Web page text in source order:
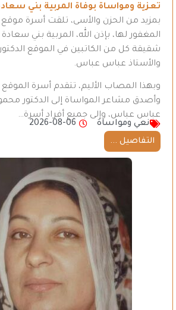
تعزية ومواساة بوفاة المربية بني
بمزيد من الحزن والأسى، تلقت أسرة موقع
المغفور لها، بإذن الله، المربية بني
شقيقة كل من الكاتبين في الموقع
والأستاذ عباس عباس.
وبهذا المصاب الأليم، تتقدم أسرة الموقع
وأصدق مشاعر المواساة إلى الدكتور
عباس عباس، وإلى جميع أفراد أسرة…
نعي ومواساة
2026-08-06
التفاصيل ...